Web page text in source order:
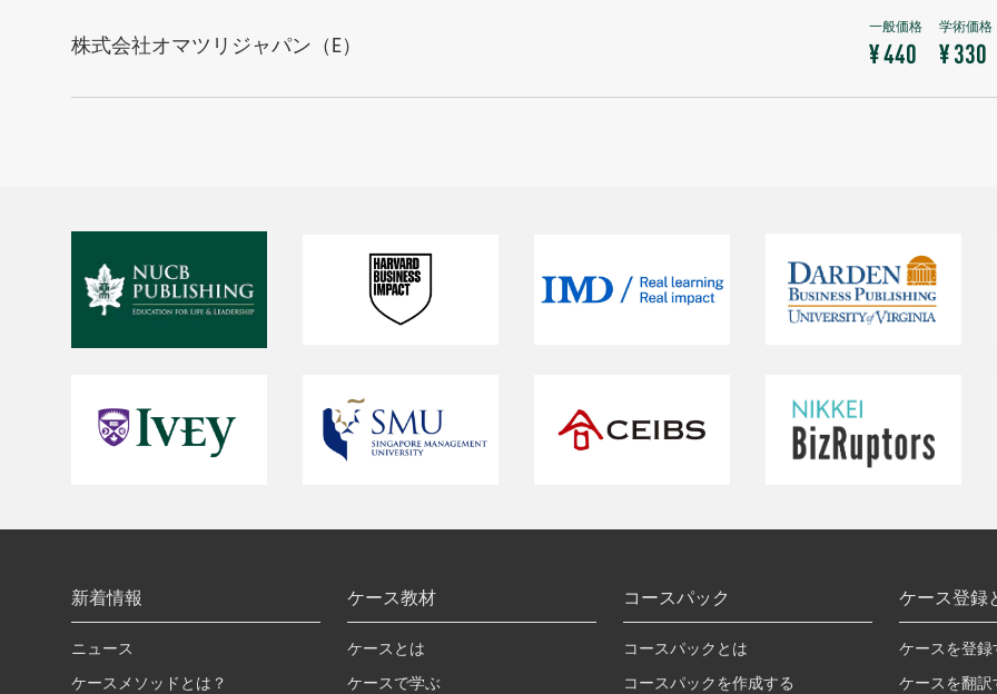
株式会社オマツリジャパン（E） ¥ 440 ¥ 330
新着情報
ニュース
ケースメソッドとは？
ケース教材
ケースとは
ケースで学ぶ
コースパック
コースパックとは
コースパックを作成する
ケース登録
ケースを登録
ケースを翻訳